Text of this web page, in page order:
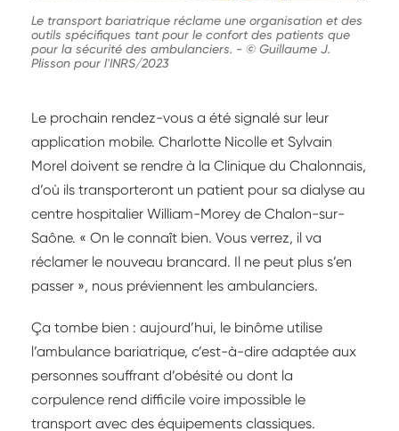
Le transport bariatrique réclame une organisation et des
outils spécifiques tant pour le confort des patients que
pour la sécurité des ambulanciers. - © Guillaume J.
Plisson pour l'INRS/2023
Le prochain rendez-vous a été signalé sur leur
application mobile. Charlotte Nicolle et Sylvain
Morel doivent se rendre à la Clinique du Chalonnais,
d’où ils transporteront un patient pour sa dialyse au
centre hospitalier William-Morey de Chalon-sur-
Saône. « On le connaît bien. Vous verrez, il va
réclamer le nouveau brancard. Il ne peut plus s’en
passer », nous préviennent les ambulanciers.
Ça tombe bien : aujourd’hui, le binôme utilise
l’ambulance bariatrique, c’est-à-dire adaptée aux
personnes souffrant d’obésité ou dont la
corpulence rend difficile voire impossible le
transport avec des équipements classiques.